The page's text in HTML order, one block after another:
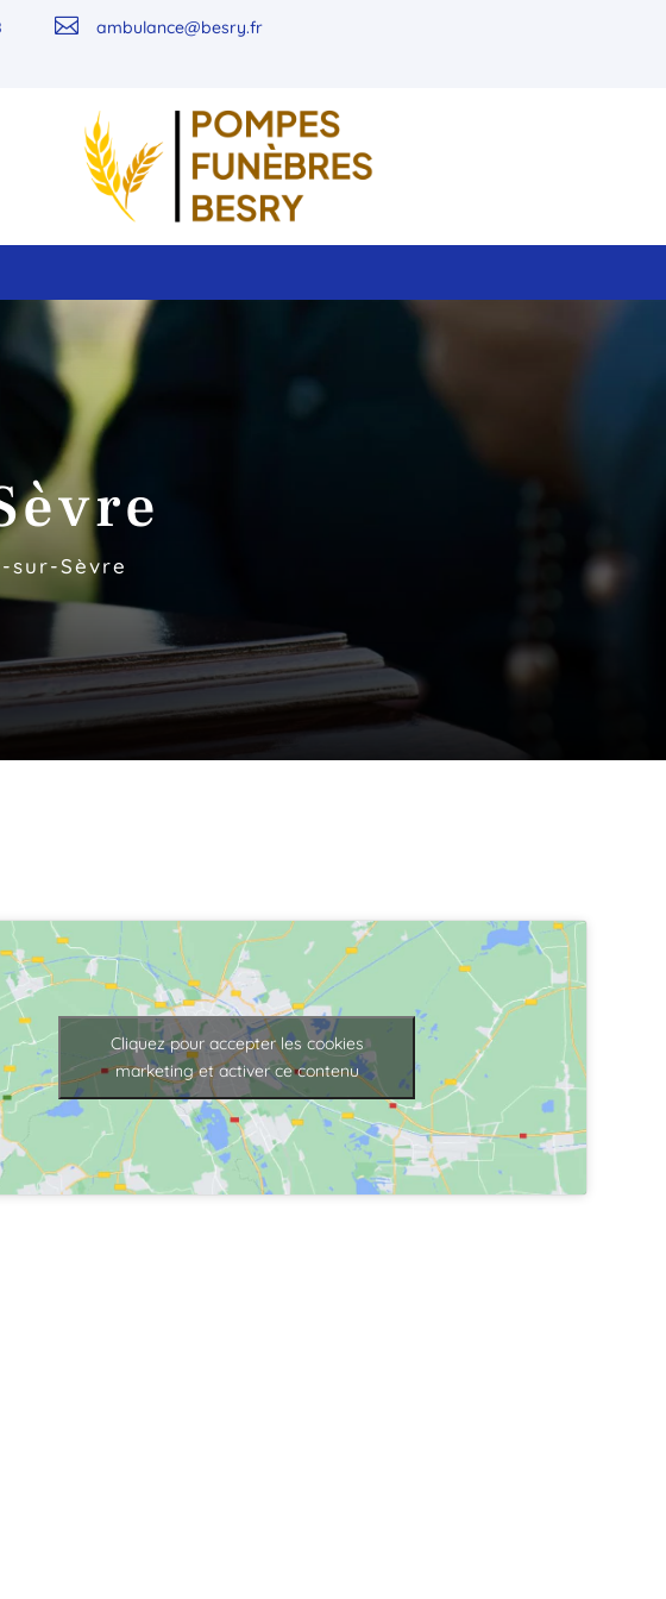
 ambulance@besry.fr
sur-Sèvre
Cliquez pour accepter les cookies
marketing et activer ce contenu